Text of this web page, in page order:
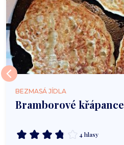
BEZMASÁ JÍDLA
Bramborové křápance
4 hlasy